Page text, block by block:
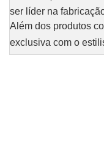
ser líder na
Além dos produtos
exclusiva com o